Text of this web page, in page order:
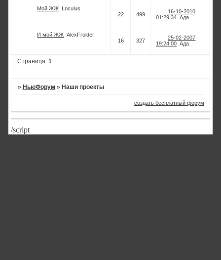
Мой ЖЖ Loculus
22
499
16-10-2010
01:29:34 Ада
И мой ЖЖ AlexFrolder
16
327
25-02-2007
19:24:00 Ада
Страница: 1
» НьюФорум » Наши проекты
создать бесплатный форум
/script